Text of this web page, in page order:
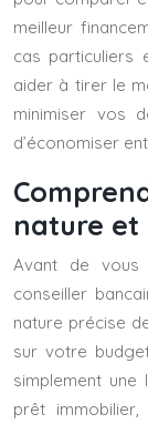
meilleur
cas particuliers
aider à tirer le
minimiser vos
d’économiser
nature
Avant de vous
conseiller
nature précise
sur votre
simplement
prêt